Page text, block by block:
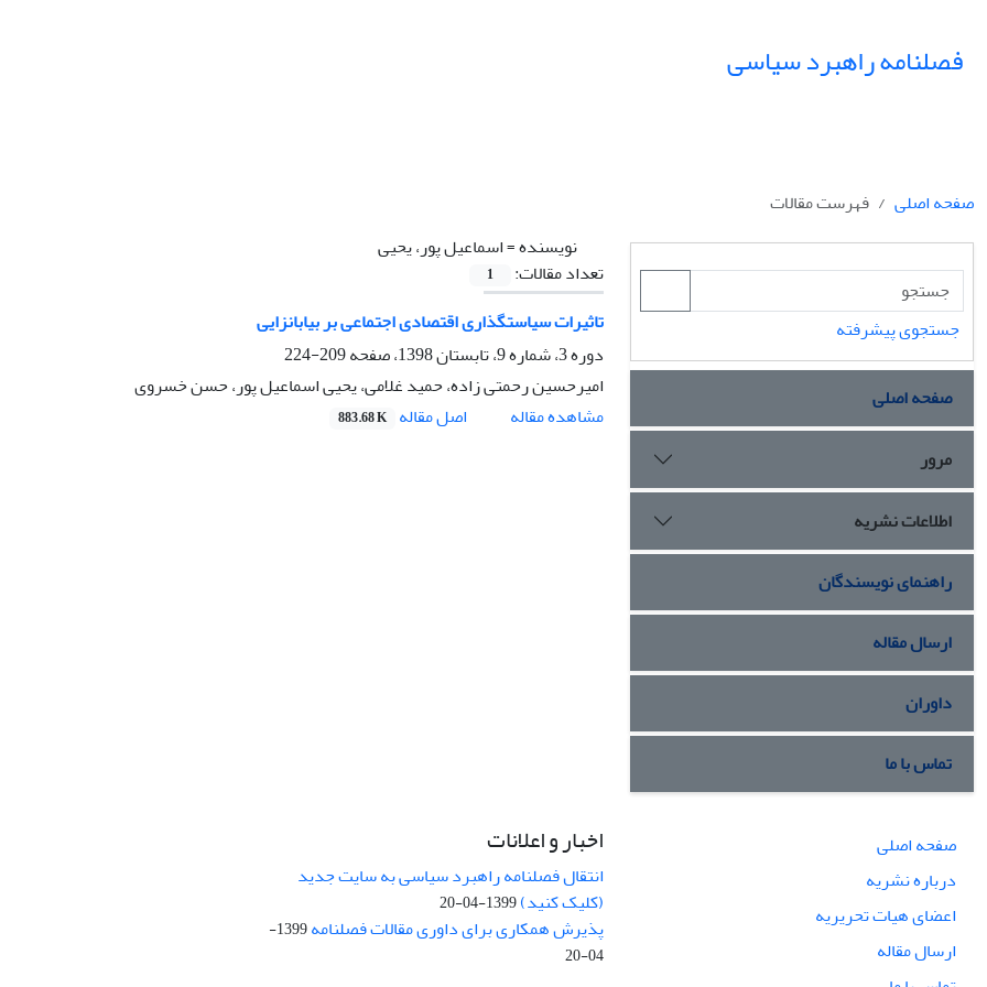
فصلنامه راهبرد سیاسی
صفحه اصلی
فهرست مقالات
نویسنده =اسماعیل پور، یحیی
تعداد مقالات:
1
تاثیرات سیاستگذاری اقتصادی اجتماعی بر بیابانزایی
دوره 3، شماره 9، تابستان 1398، صفحه
209-224
امیرحسین رحمتی زاده، حمید غلامی، یحیی اسماعیل پور، حسن خسروی
مشاهده مقاله
اصل مقاله 883.68 K
جستجوی پیشرفته
صفحه اصلی
مرور
اطلاعات نشریه
راهنمای نویسندگان
ارسال مقاله
داوران
تماس با ما
صفحه اصلی
درباره نشریه
اعضای هیات تحریریه
ارسال مقاله
اخبار و اعلانات
انتقال فصلنامه راهبرد سیاسی به سایت جدید
(کلیک کنید)1399-04-20
پذیرش همکاری برای داوری مقالات فصلنامه
1399-
04-20